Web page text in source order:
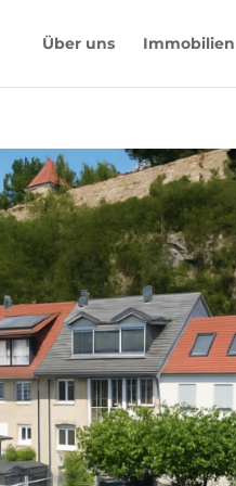
Über uns Immobilien